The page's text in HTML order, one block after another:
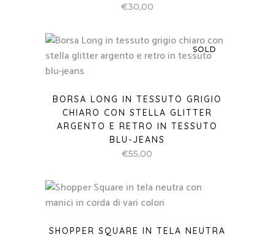
€30,00
SOLD
BORSA LONG IN TESSUTO GRIGIO
CHIARO CON STELLA GLITTER
ARGENTO E RETRO IN TESSUTO
BLU-JEANS
€55,00
SHOPPER SQUARE IN TELA NEUTRA